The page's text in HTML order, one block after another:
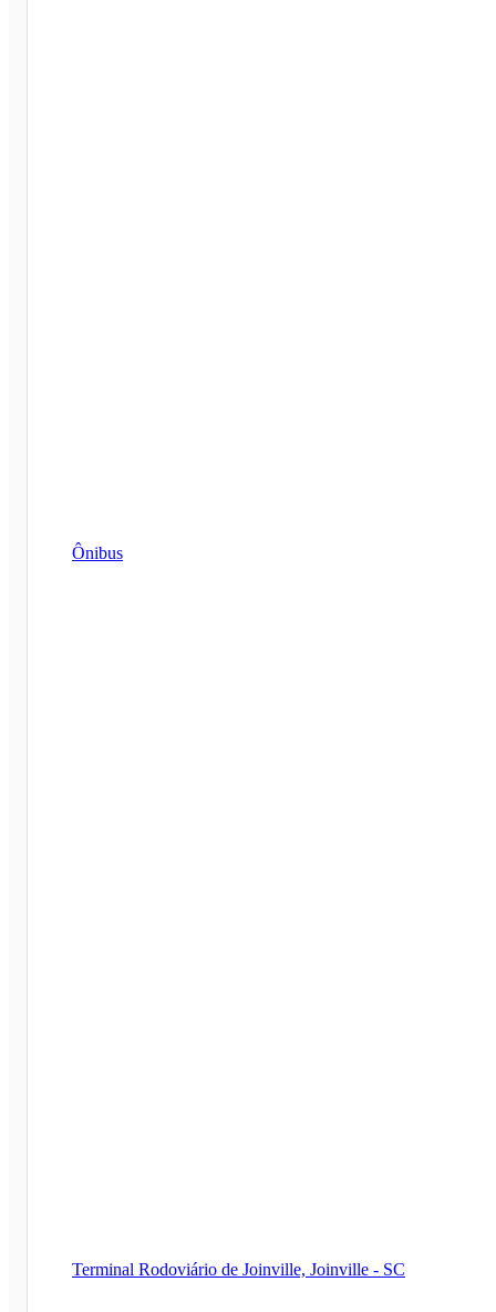
Ônibus
Terminal Rodoviário de Joinville, Joinville - SC